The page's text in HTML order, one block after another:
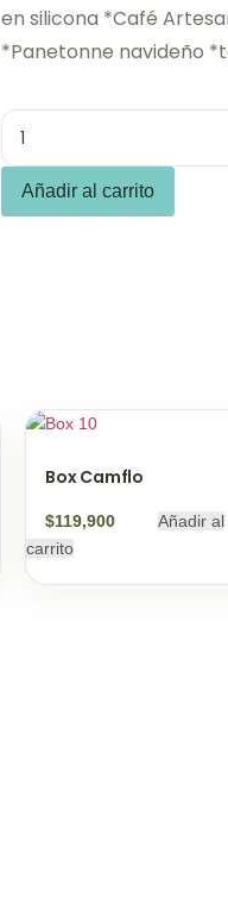
en silicona *Café
*Panetonne navideño
Añadir al carrito
Box Camflo
$119,900
Añadir al
carrito